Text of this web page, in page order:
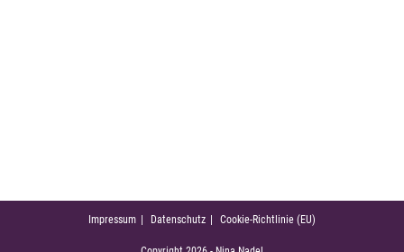
Impressum Datenschutz Cookie-Richtlinie (EU)